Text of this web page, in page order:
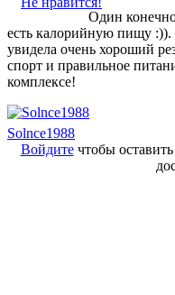
Один конечно
есть калорийную пищу
увидела очень хороший
спорт и правильное
комплексе!
Solnce1988
Войдитечтобы